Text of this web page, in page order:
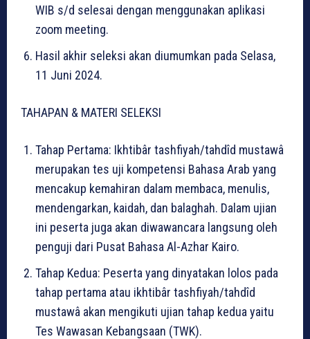
WIB s/d selesai dengan menggunakan aplikasi
zoom meeting.
Hasil akhir seleksi akan diumumkan pada Selasa,
11 Juni 2024.
TAHAPAN & MATERI SELEKSI
Tahap Pertama: Ikhtibâr tashfiyah/tahdîd mustawâ
merupakan tes uji kompetensi Bahasa Arab yang
mencakup kemahiran dalam membaca, menulis,
mendengarkan, kaidah, dan balaghah. Dalam ujian
ini peserta juga akan diwawancara langsung oleh
penguji dari Pusat Bahasa Al-Azhar Kairo.
Tahap Kedua: Peserta yang dinyatakan lolos pada
tahap pertama atau ikhtibâr tashfiyah/tahdîd
mustawâ akan mengikuti ujian tahap kedua yaitu
Tes Wawasan Kebangsaan (TWK).